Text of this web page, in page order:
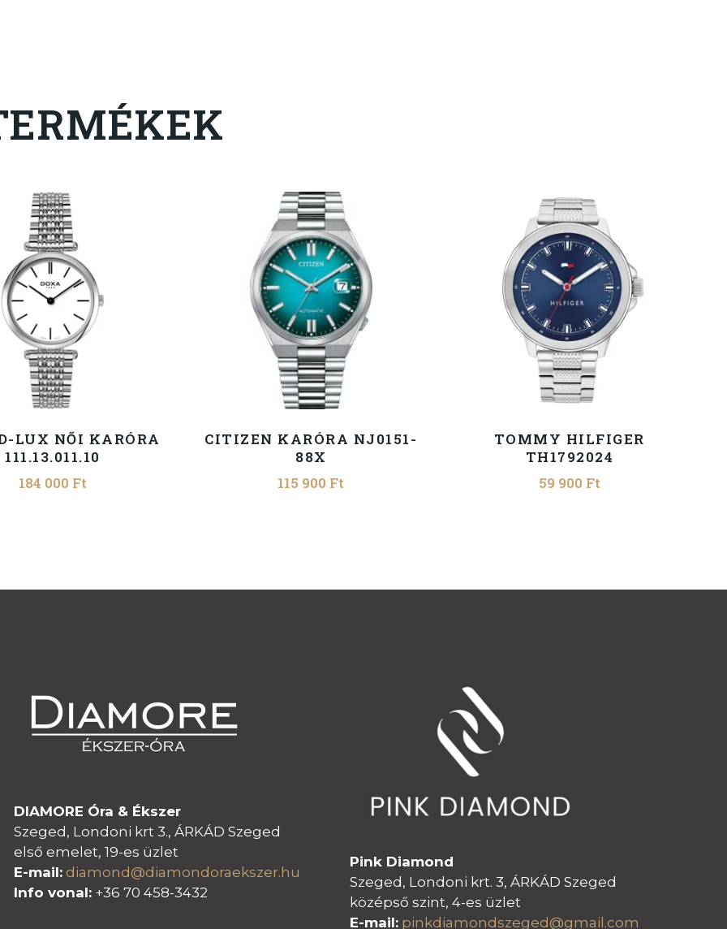
LUX NŐI KARÓRA
111.13.011.10
184 000 Ft
CITIZEN KARÓRA NJ0151-
88X
115 900 Ft
TOMMY HILFIGER
TH1792024
59 900 Ft
DIAMORE Óra & Ékszer
Szeged, Londoni krt 3., ÁRKÁD Szeged
első emelet, 19-es üzlet
E-mail: diamond@diamondoraekszer.hu
Info vonal:+36 70 458-3432
Pink Diamond
Szeged, Londoni krt. 3, ÁRKÁD Szeged
középső szint, 4-es üzlet
E-mail: pinkdiamondszeged@gmail.com